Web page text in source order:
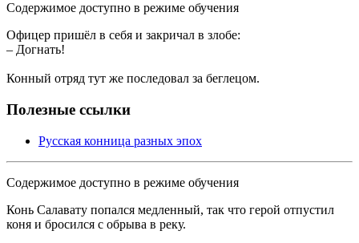
Содержимое доступно в режиме обучения
Офицер пришёл в себя и закричал в злобе:
– Догнать!
Конный отряд тут же последовал за беглецом.
Полезные ссылки
Русская конница разных эпох
Содержимое доступно в режиме обучения
Конь Салавату попался медленный, так что герой отпустил
коня и бросился с обрыва в реку.